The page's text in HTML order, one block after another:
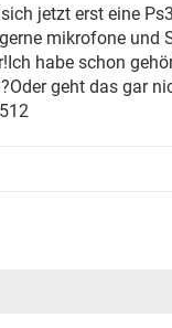
jetzt erst eine
mikrofone und
habe schon
geht das gar